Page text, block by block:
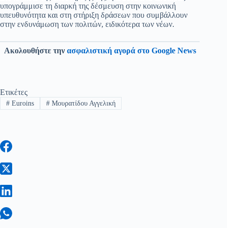
υπογράμμισε τη διαρκή της δέσμευση στην κοινωνική
υπευθυνότητα και στη στήριξη δράσεων που συμβάλλουν
στην ενδυνάμωση των πολιτών, ειδικότερα των νέων.
Ακολουθήστε την ασφαλιστική αγορά στο Google News
Ετικέτες
#Euroins #Μουρατίδου Αγγελική